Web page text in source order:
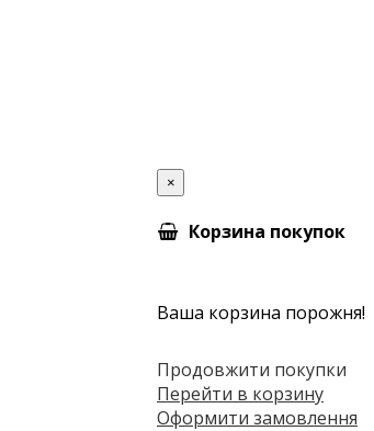
×
Корзина покупок
Ваша корзина порожня!
Продовжити покупки
Перейти в корзину
Оформити замовлення